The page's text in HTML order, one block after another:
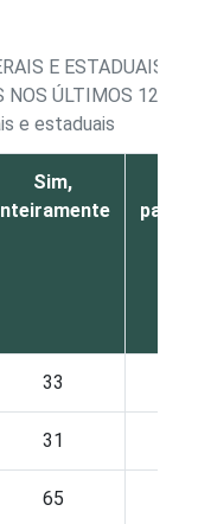
E ESTADUAIS
NOS ÚLTIMOS 12
e estaduais
Sim,
33
31
65